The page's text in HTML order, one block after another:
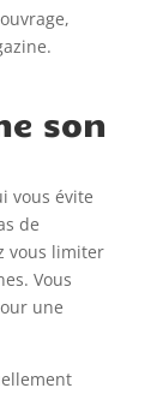
son
vous évite
de
vous limiter
Vous
une